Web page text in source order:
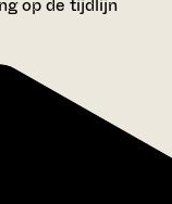
op de tijdlijn